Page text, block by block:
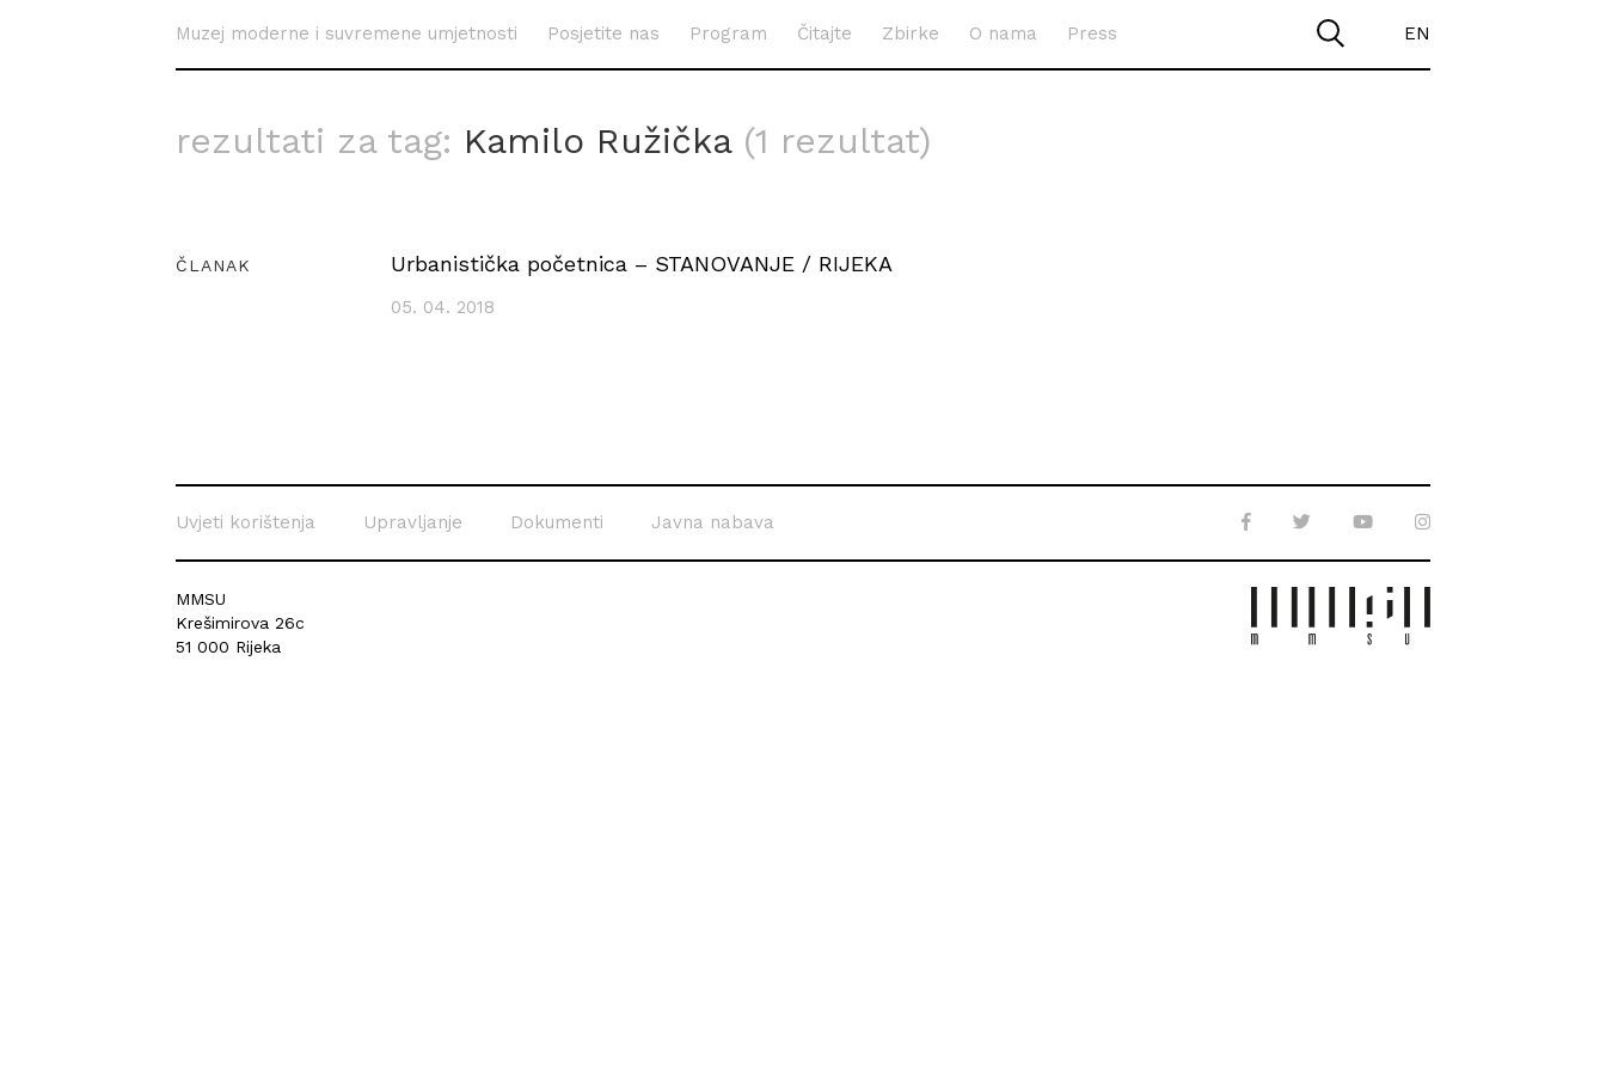
Muzej moderne i suvremene umjetnosti Posjetite nas Program Čitajte Zbirke O nama Press EN
rezultati za tag: Kamilo Ružička (1 rezultat)
ČLANAK Urbanistička početnica – STANOVANJE / RIJEKA
05. 04. 2018
Uvjeti korištenja Upravljanje Dokumenti Javna nabava
MMSU
Krešimirova 26c
51 000 Rijeka